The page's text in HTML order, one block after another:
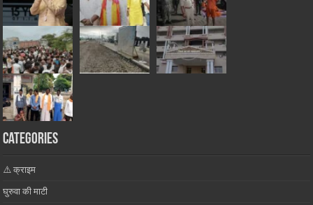
Categories
⚠️ क्राइम
घुरुवा की माटी